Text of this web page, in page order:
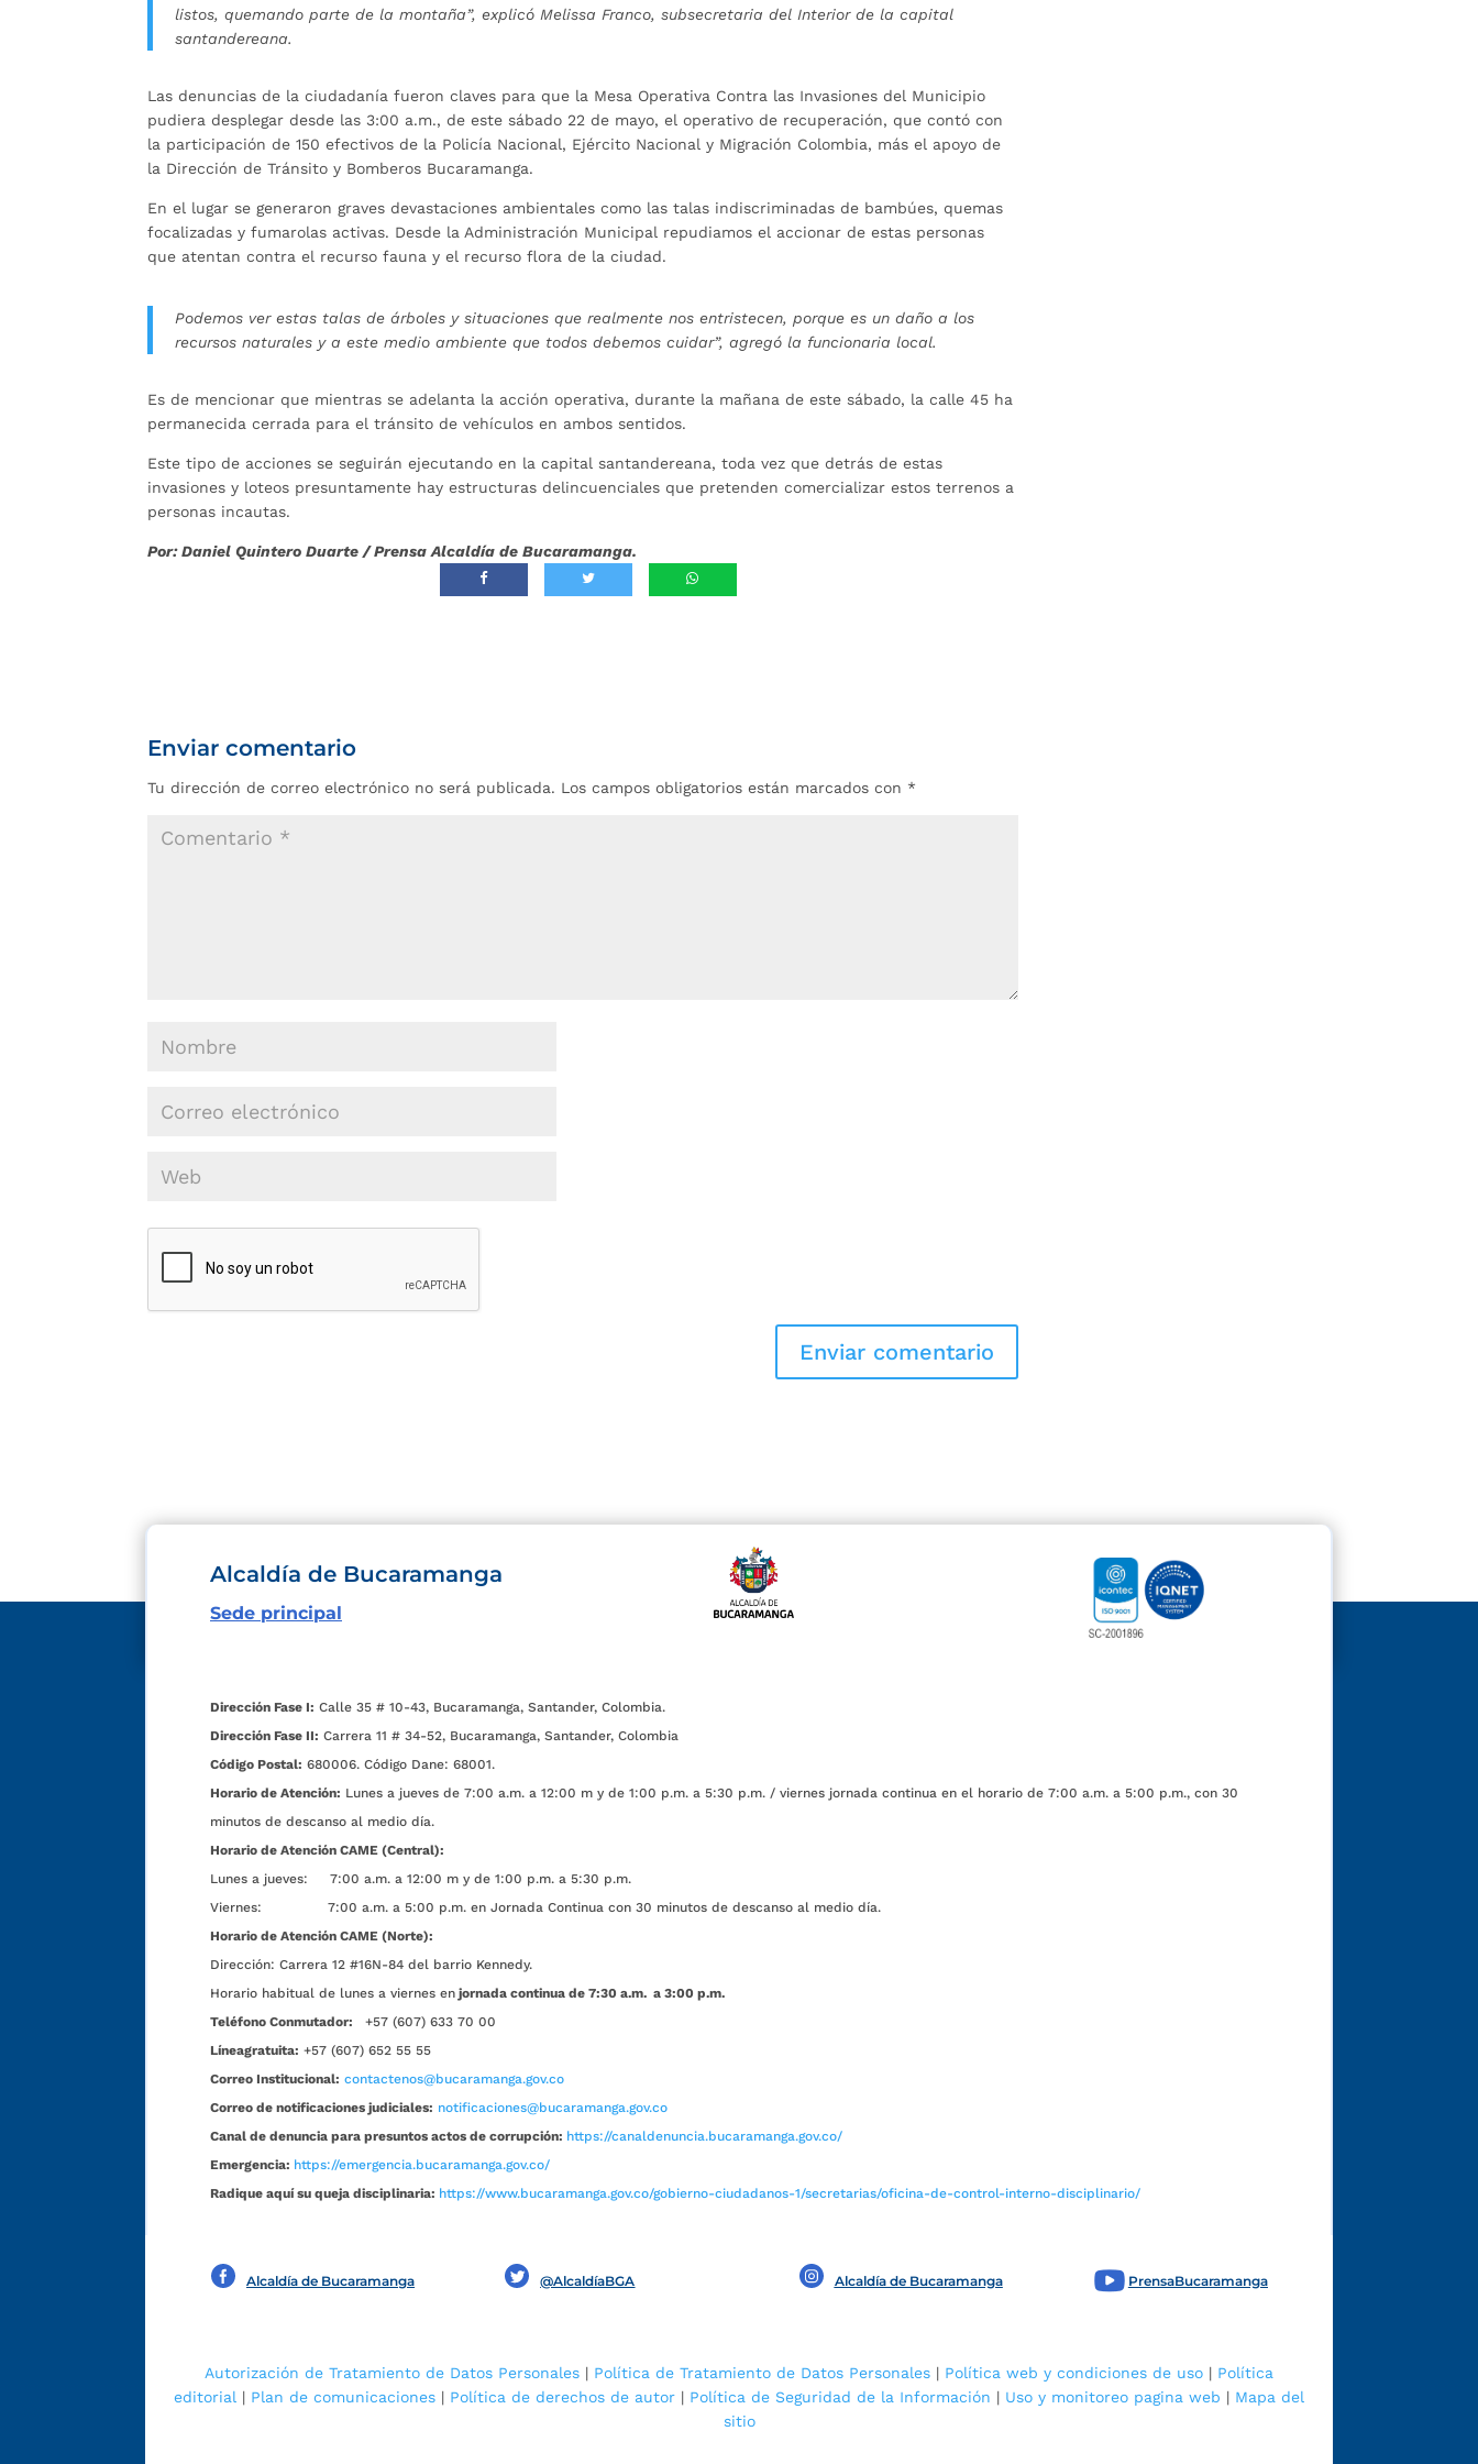
listos, quemando parte de la montaña”, explicó Melissa Franco, subsecretaria del Interior de la capital
santandereana.
Las denuncias de la ciudadanía fueron claves para que la Mesa Operativa Contra las Invasiones del Municipio
pudiera desplegar desde las 3:00 a.m., de este sábado 22 de mayo, el operativo de recuperación, que contó con
la participación de 150 efectivos de la Policía Nacional, Ejército Nacional y Migración Colombia, más el apoyo de
la Dirección de Tránsito y Bomberos Bucaramanga.
En el lugar se generaron graves devastaciones ambientales como las talas indiscriminadas de bambúes, quemas
focalizadas y fumarolas activas. Desde la Administración Municipal repudiamos el accionar de estas personas
que atentan contra el recurso fauna y el recurso flora de la ciudad.
Podemos ver estas talas de árboles y situaciones que realmente nos entristecen, porque es un daño a los
recursos naturales y a este medio ambiente que todos debemos cuidar”, agregó la funcionaria local.
Es de mencionar que mientras se adelanta la acción operativa, durante la mañana de este sábado, la calle 45 ha
permanecida cerrada para el tránsito de vehículos en ambos sentidos.
Este tipo de acciones se seguirán ejecutando en la capital santandereana, toda vez que detrás de estas
invasiones y loteos presuntamente hay estructuras delincuenciales que pretenden comercializar estos terrenos a
personas incautas.
Por: Daniel Quintero Duarte / Prensa Alcaldía de Bucaramanga.
Enviar comentario
Tu dirección de correo electrónico no será publicada. Los campos obligatorios están marcados con *
Alcaldía de Bucaramanga
Sede principal
Dirección Fase I: Calle 35 # 10-43, Bucaramanga, Santander, Colombia.
Dirección Fase II: Carrera 11 # 34-52, Bucaramanga, Santander, Colombia
Código Postal: 680006. Código Dane: 68001.
Horario de Atención: Lunes a jueves de 7:00 a.m. a 12:00 m y de 1:00 p.m. a 5:30 p.m. / viernes jornada continua en el horario de 7:00 a.m. a 5:00 p.m., con 30
minutos de descanso al medio día.
Horario de Atención CAME (Central):
Lunes a jueves: 7:00 a.m. a 12:00 m y de 1:00 p.m. a 5:30 p.m.
Viernes: 7:00 a.m. a 5:00 p.m. en Jornada Continua con 30 minutos de descanso al medio día.
Horario de Atención CAME (Norte):
Dirección: Carrera 12 #16N-84 del barrio Kennedy.
Horario habitual de lunes a viernes en jornada continua de 7:30 a.m. a 3:00 p.m.
Teléfono Conmutador:
+57 (607) 633 70 00
Líneagratuita: +57 (607) 652 55 55
Correo Institucional: contactenos@bucaramanga.gov.co
Correo de notificaciones judiciales: notificaciones@bucaramanga.gov.co
Canal de denuncia para presuntos actos de corrupción: https://canaldenuncia.bucaramanga.gov.co/
Emergencia: https://emergencia.bucaramanga.gov.co/
Radique aquí su queja disciplinaria: https://www.bucaramanga.gov.co/gobierno-ciudadanos-1/secretarias/oficina-de-control-interno-disciplinario/
Alcaldía de Bucaramanga @AlcaldíaBGA Alcaldía de Bucaramanga PrensaBucaramanga
Autorización de Tratamiento de Datos Personales | Política de Tratamiento de Datos Personales | Política web y condiciones de uso | Política
editorial | Plan de comunicaciones | Política de derechos de autor | Política de Seguridad de la Información | Uso y monitoreo pagina web | Mapa del
sitio